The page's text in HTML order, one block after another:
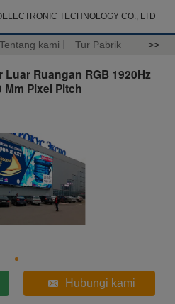
TECHNOLOGY CO., LTD
Tentang kami Tur Pabrik >>
Ruangan RGB 1920Hz
Mm Pixel Pitch
Hubungi kami